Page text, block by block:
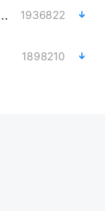
组副书记、董事宋致远被查 1936822
1898210